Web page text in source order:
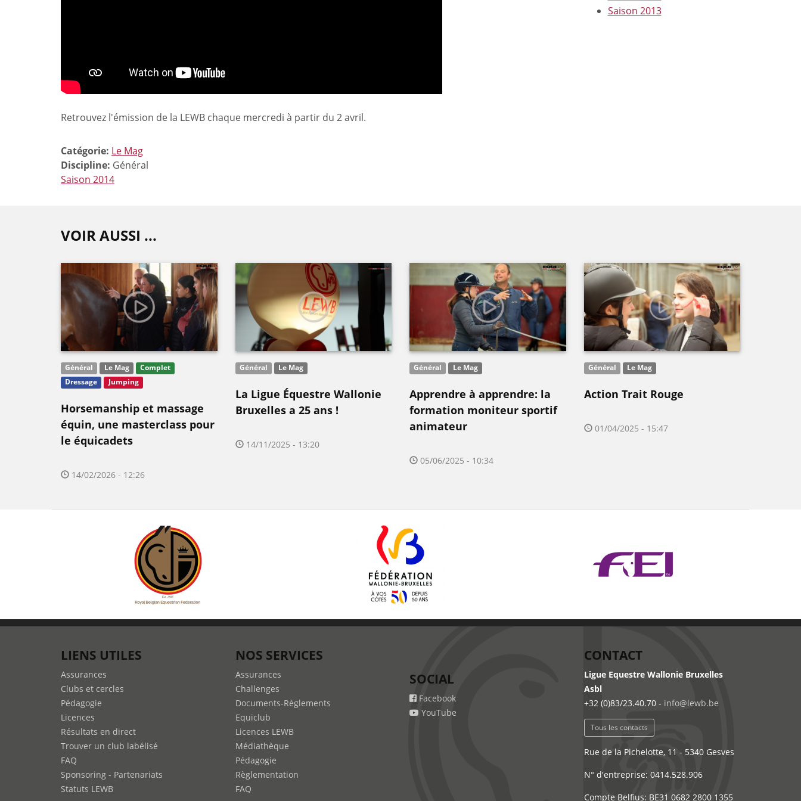
Retrouvez l'émission de la LEWB chaque mercredi à partir du 2 avril.
Catégorie: Le Mag
Discipline: Général
Saison 2014
Saison 2013
VOIR AUSSI ...
Général Le Mag
Complet
Dressage
Jumping
Horsemanship et massage
équin, une masterclass pour
le équicadets
14/02/2026 - 12:26
Général Le Mag
La Ligue Équestre Wallonie
Bruxelles a 25 ans !
14/11/2025 - 13:20
Général Le Mag
Apprendre à apprendre: la
formation moniteur sportif
animateur
05/06/2025 - 10:34
Général Le Mag
Action Trait Rouge
01/04/2025 - 15:47
LIENS UTILES
Assurances
Clubs et cercles
Pédagogie
Licences
Résultats en direct
Trouver un club labélisé
FAQ
Sponsoring - Partenariats
Statuts LEWB
NOS SERVICES
Assurances
Challenges
Documents-Règlements
Equiclub
Licences LEWB
Médiathèque
Pédagogie
Règlementation
FAQ
SOCIAL
Facebook
YouTube
CONTACT
Ligue Equestre Wallonie Bruxelles
Asbl
+32 (0)83/23.40.70 - info@lewb.be
Tous les contacts
Rue de la Pichelotte, 11 - 5340 Gesves
N° d'entreprise: 0414.528.906
Compte Belfius: BE31 0682 2800 1355